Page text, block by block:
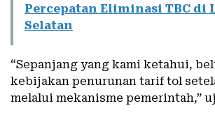
Percepatan Eliminasi TBC di
Selatan
“Sepanjang yang kami ketahui,
kebijakan penurunan tarif tol
melalui mekanisme pemerintah,”